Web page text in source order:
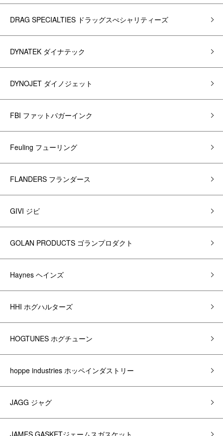
DRAG SPECIALTIES ドラッグスぺシャリティーズ
DYNATEK ダイナテック
DYNOJET ダイノジェット
FBI ファットバガーインク
Feuling フューリング
FLANDERS フランダース
GIVI ジビ
GOLAN PRODUCTS ゴランプロダクト
Haynes ヘインズ
HHI ホグハルターズ
HOGTUNES ホグチューン
hoppe industries ホッペインダストリー
JAGG ジャグ